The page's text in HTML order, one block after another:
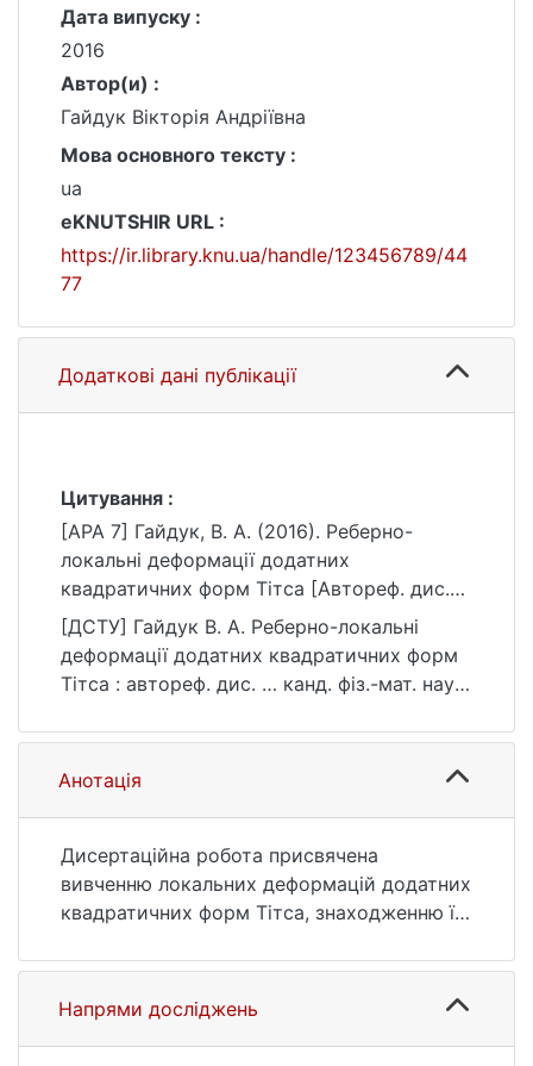
Дата випуску :
2016
Автор(и) :
Гайдук Вікторія Андріївна
Мова основного тексту :
ua
eKNUTSHIR URL :
https://ir.library.knu.ua/handle/123456789/44
77
Додаткові дані публікації
Цитування :
[APA 7] Гайдук, В. А. (2016). Реберно-
локальні деформації додатних
квадратичних форм Тітса [Автореф. дис.
канд. фіз.-мат. наук, Київський
національний університет імені Тараса
Шевченка]. eKNUTSHIR.
https://ir.library.knu.ua/handle/123456789/44
77
[ДСТУ] Гайдук В. А. Реберно-локальні
деформації додатних квадратичних форм
Тітса : автореф. дис. … канд. фіз.-мат. наук
26 с. URL:
https://ir.library.knu.ua/handle/123456789/44
77 (дата звернення: 25.07.2026).
Анотація
Дисертаційна робота присвячена
вивченню локальних деформацiй додатних
квадратичних форм Тітса, знаходженню їх
чисел, а для квадратичних форм
несерійних діаграм Динкіна додатково і
обчисленню відповідних геометричних
Напрями досліджень